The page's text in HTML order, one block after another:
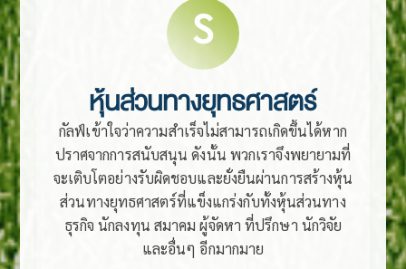
S
หุ้นส่วนทางยุทธศาสตร์
กัลฟ์เข้าใจว่าความสำเร็จไม่สามารถเกิดขึ้นได้หาก
ปราศจากการสนับสนุน ดังนั้น พวกเราจึงพยายามที่
จะเติบโตอย่างรับผิดชอบและยั่งยืนผ่านการสร้างหุ้น
ส่วนทางยุทธศาสตร์ที่แข็งแกร่งกับทั้งหุ้นส่วนทาง
ธุรกิจ นักลงทุน สมาคม ผู้จัดหา ที่ปรึกษา นักวิจัย
และอื่นๆ อีกมากมาย